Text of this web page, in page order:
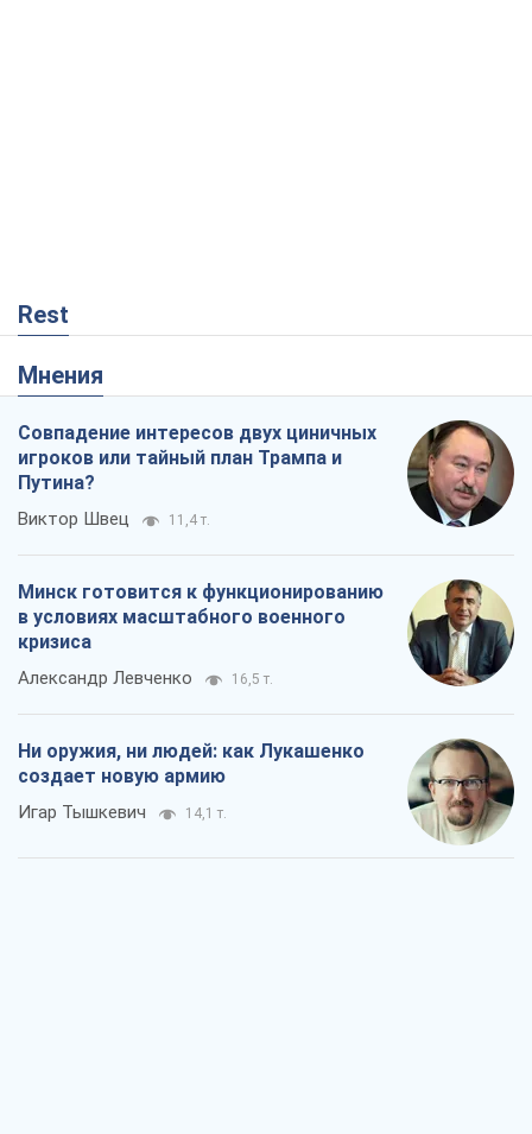
Rest
Мнения
Совпадение интересов двух циничных
игроков или тайный план Трампа и
Путина?
Виктор Швец 11,4 т.
Минск готовится к функционированию
в условиях масштабного военного
кризиса
Александр Левченко 16,5 т.
Ни оружия, ни людей: как Лукашенко
создает новую армию
Игар Тышкевич 14,1 т.